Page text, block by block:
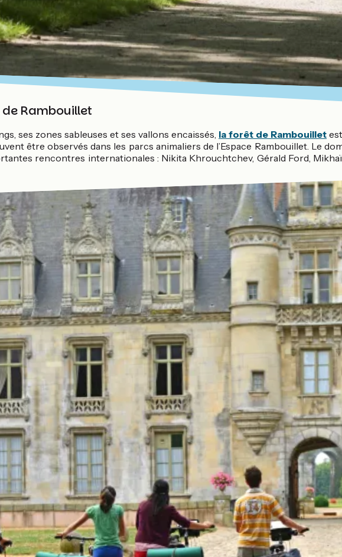
de Rambouillet
ses zones sableuses et ses vallons encaissés, la forêt de Rambouillet
être observés dans les parcs animaliers de l’Espace Rambouillet. Le
rencontres internationales : Nikita Khrouchtchev, Gérald Ford,